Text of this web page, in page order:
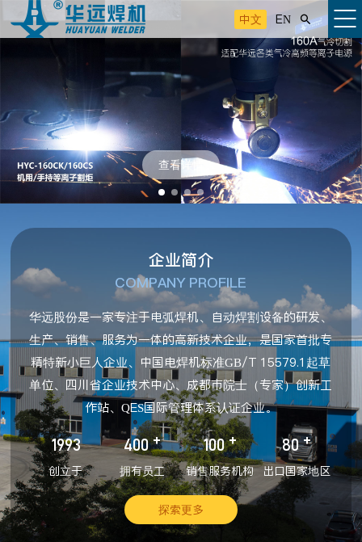
中文 EN 
查看详情
企业简介
COMPANY PROFILE
华远股份是一家专注于电弧焊机、自动焊割设备的研发、
生产、销售、服务为一体的高新技术企业，是国家首批专
精特新小巨人企业、中国电焊机标准GB/T 15579.1起草
单位、四川省企业技术中心、成都市院士（专家）创新工
作站、QES国际管理体系认证企业。
1993
创立于
400 +
拥有员工
100 +
销售服务机构
80 +
出口国家地区
探索更多